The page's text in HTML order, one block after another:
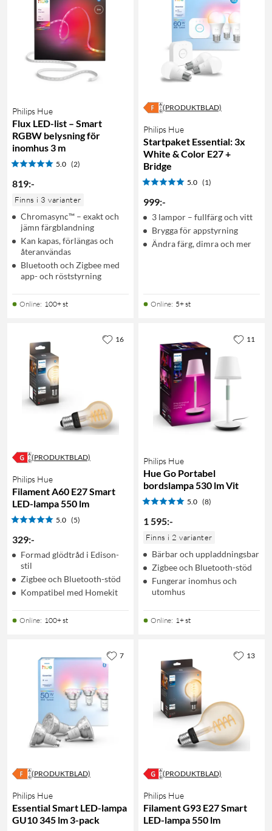
Philips Hue
Flux LED-list – Smart
RGBW belysning för
inomhus 3 m
5.0 (2)
819:-
Finns i 3 varianter
Chromasync™ – exakt och
jämn färgblandning
Kan kapas, förlängas och
återanvändas
Bluetooth och Zigbee med
app- och röststyrning
Online: 100+ st
(PRODUKTBLAD)
Philips Hue
Startpaket Essential: 3x
White & Color E27 +
Bridge
5.0 (1)
999:-
3 lampor – fullfärg och vitt
Brygga för appstyrning
Ändra färg, dimra och mer
Online: 5+ st
(PRODUKTBLAD)
Philips Hue
Filament A60 E27 Smart
LED-lampa 550 lm
5.0 (5)
329:-
Formad glödtråd i Edison-
stil
Zigbee och Bluetooth-stöd
Kompatibel med Homekit
Online: 100+ st
16
Philips Hue
Hue Go Portabel
bordslampa 530 lm Vit
5.0 (8)
1 595:-
Finns i 2 varianter
Bärbar och uppladdningsbar
Zigbee och Bluetooth-stöd
Fungerar inomhus och
utomhus
Online: 1+ st
11
(PRODUKTBLAD)
Philips Hue
Essential Smart LED-lampa
GU10 345 lm 3-pack
7
(PRODUKTBLAD)
Philips Hue
Filament G93 E27 Smart
LED-lampa 550 lm
13